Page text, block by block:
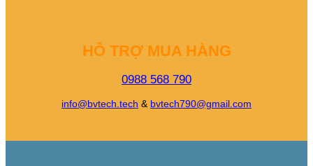
HỖ TRỢ MUA HÀNG
0988 568 790
info@bvtech.tech & bvtech790@gmail.com